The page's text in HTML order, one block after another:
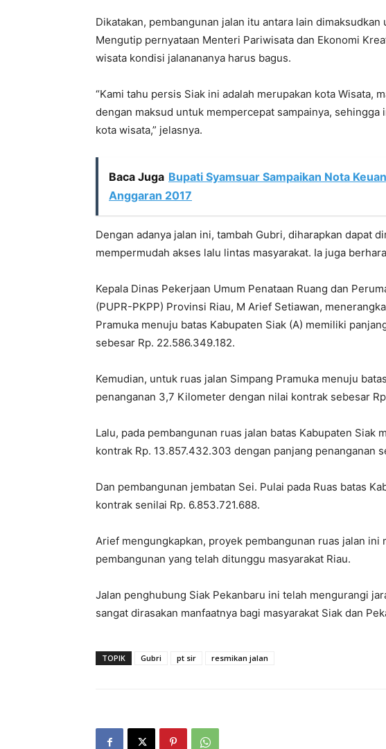
Dikatakan, pembangunan jalan itu antara lain
Mengutip pernyataan Menteri Pariwisata dan Ekonomi
wisata kondisi jalanananya harus bagus.
“Kami tahu persis Siak ini adalah merupakan kota Wisata,
dengan maksud untuk mempercepat sampainya,
kota wisata,” jelasnya.
Baca Juga Bupati Syamsuar Sampaikan Nota
Anggaran 2017
Dengan adanya jalan ini, tambah Gubri, diharapkan dapat
mempermudah akses lalu lintas masyarakat. Ia juga
Kepala Dinas Pekerjaan Umum Penataan Ruang dan
(PUPR-PKPP) Provinsi Riau, M Arief Setiawan,
Pramuka menuju batas Kabupaten Siak (A) memiliki
sebesar Rp. 22.586.349.182.
Kemudian, untuk ruas jalan Simpang Pramuka menuju
penanganan 3,7 Kilometer dengan nilai kontrak sebesar
Lalu, pada pembangunan ruas jalan batas Kabupaten Siak
kontrak Rp. 13.857.432.303 dengan panjang penanganan
Dan pembangunan jembatan Sei. Pulai pada Ruas batas
kontrak senilai Rp. 6.853.721.688.
Arief mengungkapkan, proyek pembangunan ruas jalan ini
pembangunan yang telah ditunggu masyarakat Riau.
Jalan penghubung Siak Pekanbaru ini telah mengurangi
sangat dirasakan manfaatnya bagi masyarakat Siak dan
TOPIK Gubri pt sir resmikan jalan